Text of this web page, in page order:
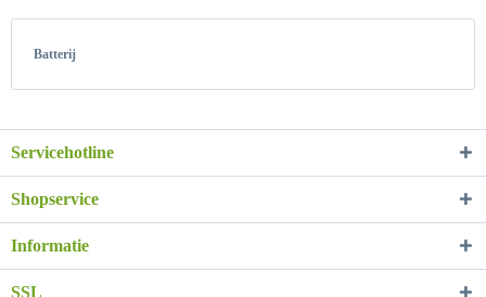
Batterij
Servicehotline
Shopservice
Informatie
SSL